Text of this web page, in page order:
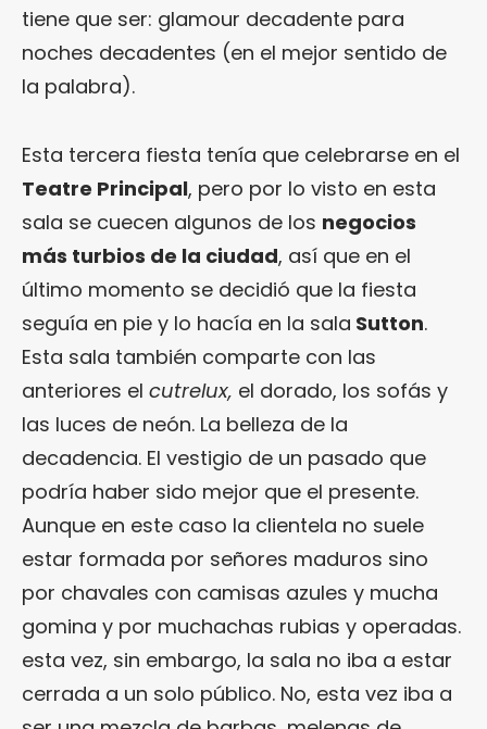
tiene que ser: glamour decadente para
noches decadentes (en el mejor sentido de
la palabra).
Esta tercera fiesta tenía que celebrarse en el
Teatre Principal, pero por lo visto en esta
sala se cuecen algunos de los negocios
más turbios de la ciudad, así que en el
último momento se decidió que la fiesta
seguía en pie y lo hacía en la sala Sutton.
Esta sala también comparte con las
anteriores el cutrelux, el dorado, los sofás y
las luces de neón. La belleza de la
decadencia. El vestigio de un pasado que
podría haber sido mejor que el presente.
Aunque en este caso la clientela no suele
estar formada por señores maduros sino
por chavales con camisas azules y mucha
gomina y por muchachas rubias y operadas.
esta vez, sin embargo, la sala no iba a estar
cerrada a un solo público. No, esta vez iba a